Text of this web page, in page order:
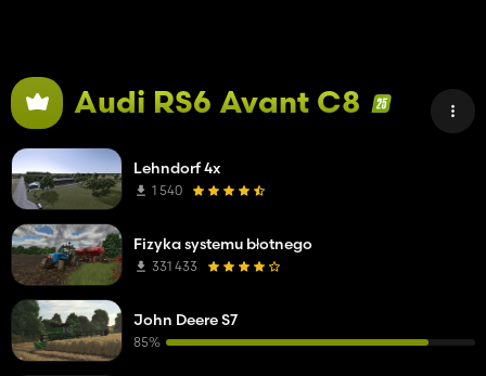
Audi RS6 Avant C8
Lehndorf 4x
1 540
Fizyka systemu błotnego
331 433
John Deere S7
85%